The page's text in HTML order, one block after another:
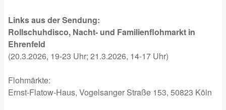
Links aus der Sendung:
Rollschuhdisco, Nacht- und Familienflohmarkt in
Ehrenfeld
(20.3.2026, 19-23 Uhr; 21.3.2026, 14-17 Uhr)
Flohmärkte:
Ernst-Flatow-Haus, Vogelsanger Straße 153, 50823 Köln